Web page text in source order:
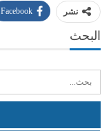
نشر Facebook
البحث